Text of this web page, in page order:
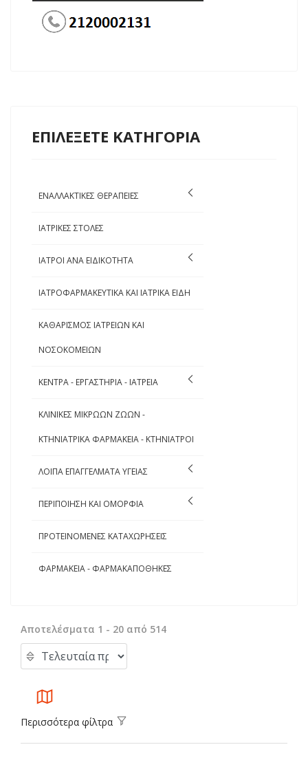
ΕΠΙΛΕΞΕΤΕ ΚΑΤΗΓΟΡΙΑ
ΕΝΑΛΛΑΚΤΙΚΕΣ ΘΕΡΑΠΕΙΕΣ
ΙΑΤΡΙΚΕΣ ΣΤΟΛΕΣ
ΙΑΤΡΟΙ ΑΝΑ ΕΙΔΙΚΟΤΗΤΑ
ΙΑΤΡΟΦΑΡΜΑΚΕΥΤΙΚΑ ΚΑΙ ΙΑΤΡΙΚΑ ΕΙΔΗ
ΚΑΘΑΡΙΣΜΟΣ ΙΑΤΡΕΙΩΝ ΚΑΙ
ΝΟΣΟΚΟΜΕΙΩΝ
ΚΕΝΤΡΑ - ΕΡΓΑΣΤΗΡΙΑ - ΙΑΤΡΕΙΑ
ΚΛΙΝΙΚΕΣ ΜΙΚΡΩΩΝ ΖΩΩΝ -
ΚΤΗΝΙΑΤΡΙΚΑ ΦΑΡΜΑΚΕΙΑ - ΚΤΗΝΙΑΤΡΟΙ
ΛΟΙΠΑ ΕΠΑΓΓΕΛΜΑΤΑ ΥΓΕΙΑΣ
ΠΕΡΙΠΟΙΗΣΗ ΚΑΙ ΟΜΟΡΦΙΑ
ΠΡΟΤΕΙΝΟΜΕΝΕΣ ΚΑΤΑΧΩΡΗΣΕΙΣ
ΦΑΡΜΑΚΕΙΑ - ΦΑΡΜΑΚΑΠΟΘΗΚΕΣ
Αποτελέσματα 1 - 20 από 514
Περισσότερα φίλτρα